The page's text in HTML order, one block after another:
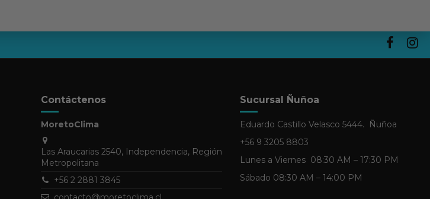
Contáctenos
MoretoClima
Las Araucarias 2540, Independencia, Región
Metropolitana
+56 2 2881 3845
Sucursal Ñuñoa
Eduardo Castillo Velasco 5444. Ñuñoa
+56 9 3205 8803
Lunes a Viernes 08:30 AM – 17:30 PM
Sábado 08:30 AM – 14:00 PM